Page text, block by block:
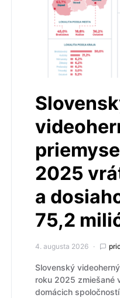
2025
a
75,2
4. augusta 2026
Slovenský
roku 2025 zmiešané
domácich